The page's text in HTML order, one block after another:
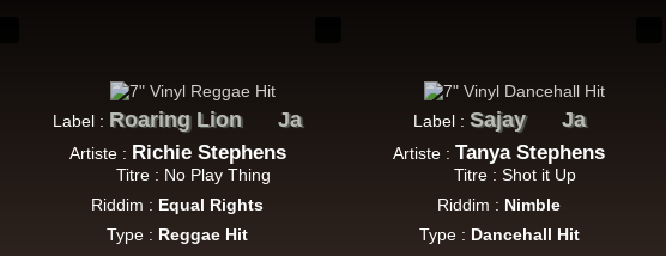
Artist Album
Label : Roaring Lion Ja
Artiste : Richie Stephens
Titre : No Play Thing
Riddim : Equal Rights
Type : Reggae Hit
Label : Sajay Ja
Artiste :Tanya Stephens
Titre : Shot it Up
Riddim : Nimble
Type : Dancehall Hit